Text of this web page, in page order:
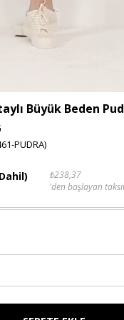
Büyük Beden
PUDRA)
₺238,37
'den başlayan